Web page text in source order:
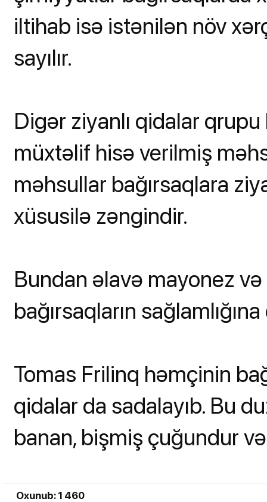
iltihab isə istənilən növ
sayılır.
Digər ziyanlı qidalar
müxtəlif hisə verilmiş
məhsullar bağırsaqlara
xüsusilə zəngindir.
Bundan əlavə mayonez
bağırsaqların
Tomas Frilinq həmçinin
qidalar da sadalayıb. Bu
banan, bişmiş çuğundur
Oxunub: 1 460